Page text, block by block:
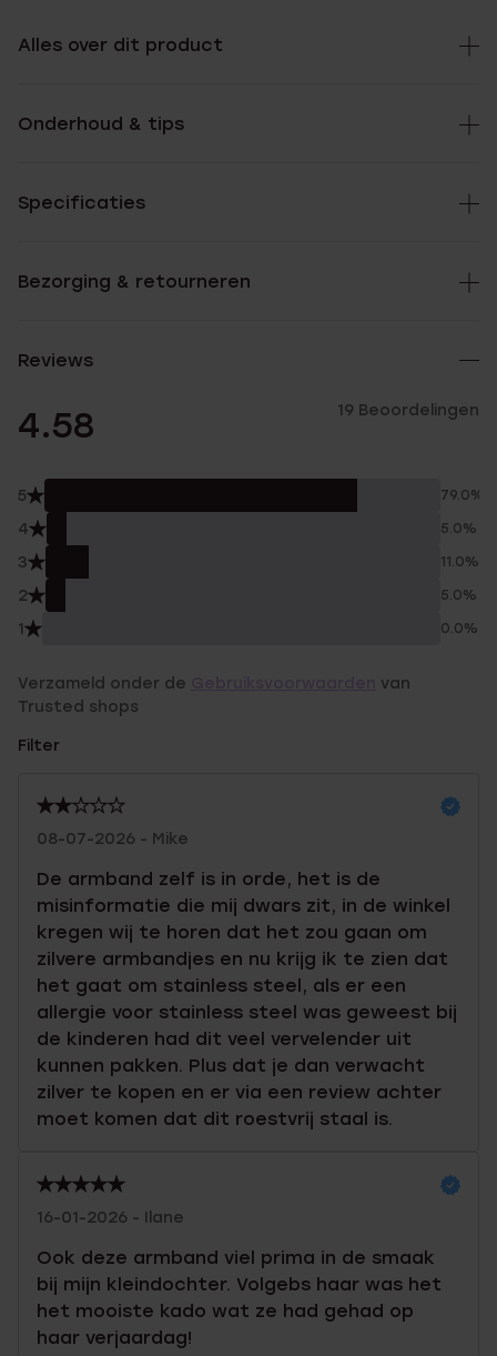
Alles over dit product
Onderhoud & tips
Specificaties
Bezorging & retourneren
Reviews
4.58 19 Beoordelingen
5 79.0%
4 5.0%
3 11.0%
2 5.0%
1 0.0%
Verzameld onder de
van
Trusted shops
Filter
08-07-2026 - Mike
De armband zelf is in orde, het is de
misinformatie die mij dwars zit, in de winkel
kregen wij te horen dat het zou gaan om
zilvere armbandjes en nu krijg ik te zien dat
het gaat om stainless steel, als er een
allergie voor stainless steel was geweest bij
de kinderen had dit veel vervelender uit
kunnen pakken. Plus dat je dan verwacht
zilver te kopen en er via een review achter
moet komen dat dit roestvrij staal is.
16-01-2026 - Ilane
Ook deze armband viel prima in de smaak
bij mijn kleindochter. Volgebs haar was het
het mooiste kado wat ze had gehad op
haar verjaardag!